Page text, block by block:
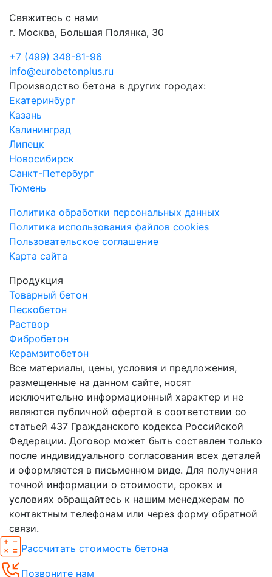
Свяжитесь с нами
г. Москва, Большая Полянка, 30
+7 (499) 348-81-96
info@eurobetonplus.ru
Производство бетона в других городах:
Екатеринбург
Казань
Калининград
Липецк
Новосибирск
Санкт-Петербург
Тюмень
Политика обработки персональных данных
Политика использования файлов cookies
Пользовательское соглашение
Карта сайта
Продукция
Товарный бетон
Пескобетон
Раствор
Фибробетон
Керамзитобетон
Все материалы, цены, условия и предложения,
размещенные на данном сайте, носят
исключительно информационный характер и не
являются публичной офертой в соответствии со
статьей 437 Гражданского кодекса Российской
Федерации. Договор может быть составлен только
после индивидуального согласования всех деталей
и оформляется в письменном виде. Для получения
точной информации о стоимости, сроках и
условиях обращайтесь к нашим менеджерам по
контактным телефонам или через форму обратной
связи.
Рассчитать стоимость бетона
Позвоните нам